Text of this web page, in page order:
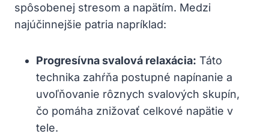
spôsobenej stresom a napätím. Medzi
najúčinnejšie patria napríklad:
Progresívna svalová relaxácia: Táto
technika zahŕňa postupné napínanie a
uvoľňovanie rôznych svalových skupín,
čo pomáha znižovať celkové napätie v
tele.